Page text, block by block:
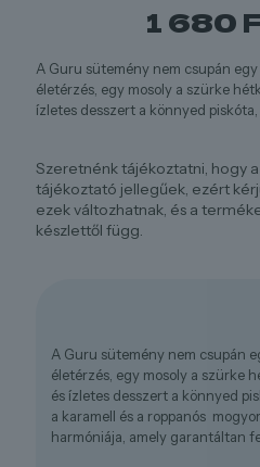
1 680
A Guru sütemény nem csupán
életérzés, egy mosoly a szürke
ízletes desszert a könnyed
Szeretnénk tájékoztatni, hogy
tájékoztató jellegűek, ezért
ezek változhatnak, és a
készlettől függ.
A Guru sütemény nem csupán
életérzés, egy mosoly a szürke
és ízletes desszert a könnyed
a karamell és a roppanós
harmóniája, amely garantáltan